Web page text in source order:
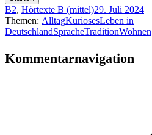
B2, Hörtexte B (mittel)29. Juli 2024
Themen: AlltagKuriosesLeben in
DeutschlandSpracheTraditionWohnen
Kommentarnavigation